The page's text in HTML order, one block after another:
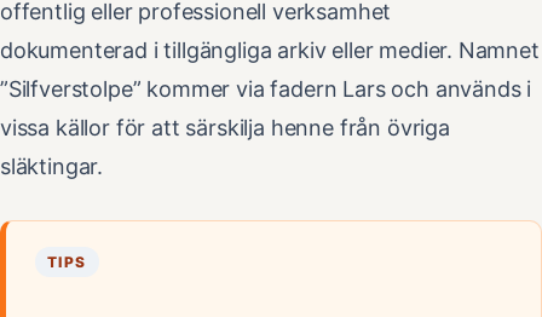
offentlig eller professionell verksamhet
dokumenterad i tillgängliga arkiv eller medier. Namnet
”Silfverstolpe” kommer via fadern Lars och används i
vissa källor för att särskilja henne från övriga
släktingar.
TIPS